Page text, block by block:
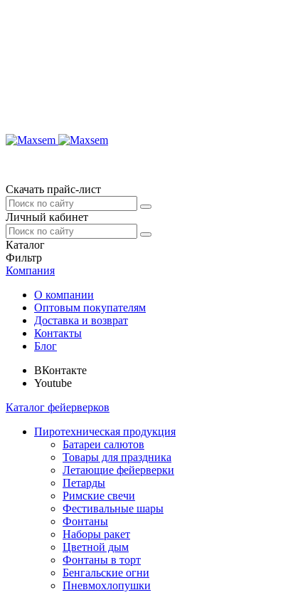
Скачать прайс-лист
Личный кабинет
Каталог
Фильтр
Компания
О компании
Оптовым покупателям
Доставка и возврат
Контакты
Блог
ВКонтакте
Youtube
Каталог фейерверков
Пиротехническая продукция
Батареи салютов
Товары для праздника
Летающие фейерверки
Петарды
Римские свечи
Фестивальные шары
Фонтаны
Наборы ракет
Цветной дым
Фонтаны в торт
Бенгальские огни
Пневмохлопушки